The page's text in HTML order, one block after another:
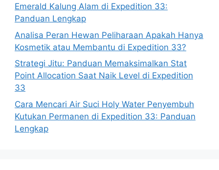
Emerald Kalung Alam di Expedition 33:
Panduan Lengkap
Analisa Peran Hewan Peliharaan Apakah Hanya
Kosmetik atau Membantu di Expedition 33?
Strategi Jitu: Panduan Memaksimalkan Stat
Point Allocation Saat Naik Level di Expedition
33
Cara Mencari Air Suci Holy Water Penyembuh
Kutukan Permanen di Expedition 33: Panduan
Lengkap